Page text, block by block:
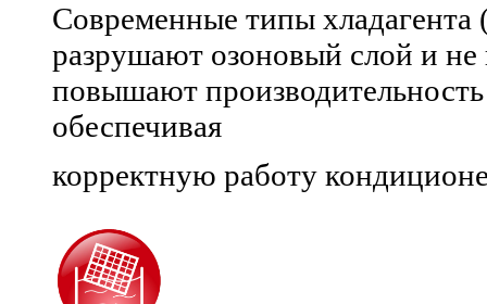
Современные типы
разрушают озоновый слой и не
повышают
обеспечивая
корректную работу